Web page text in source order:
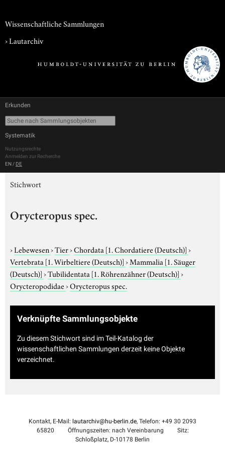
Wissenschaftliche Sammlungen
›Lautarchiv
Erkunden
Systematik
Nutzungsrechte
Anmelden zur Recherche
EN / DE
Stichwort
Orycteropus spec.
›Lebewesen›Tier›Chordata [1. Chordatiere (Deutsch)]›
Vertebrata [1. Wirbeltiere (Deutsch)]›Mammalia [1. Säuger
(Deutsch)]›Tubilidentata [1. Röhrenzähner (Deutsch)]›
Orycteropodidae›Orycteropus spec.
Verknüpfte Sammlungsobjekte
Zu diesem Stichwort sind im Teil-Katalog der
wissenschaftlichen Sammlungen derzeit keine Objekte
verzeichnet.
Kontakt, E-Mail: lautarchiv@hu-berlin.de, Telefon: +49 30 2093
65820
Öffnungszeiten: nach Vereinbarung
Sitz:
Schloßplatz, D-10178 Berlin